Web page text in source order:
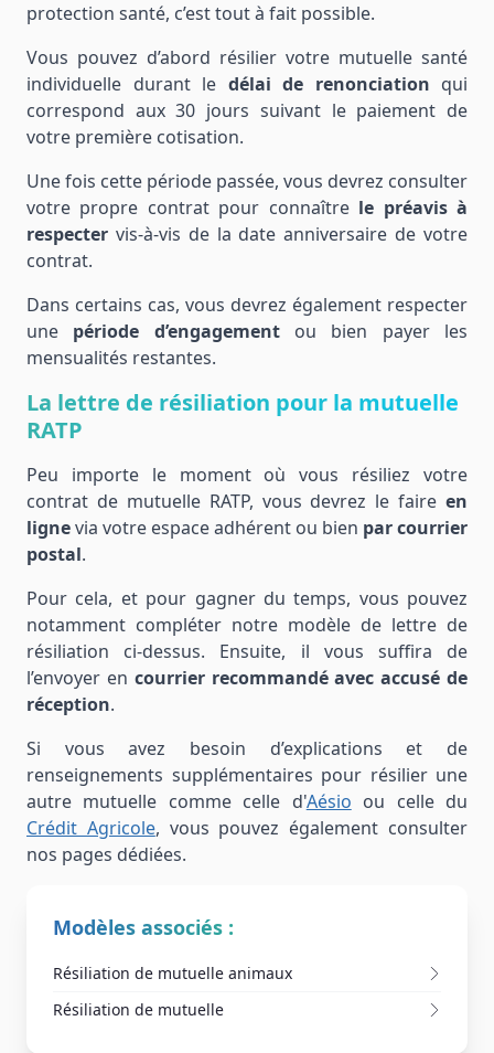
protection santé, c’est tout à fait possible.
Vous pouvez d’abord résilier votre mutuelle santé
individuelle durant le délai de renonciation qui
correspond aux 30 jours suivant le paiement de
votre première cotisation.
Une fois cette période passée, vous devrez consulter
votre propre contrat pour connaître le préavis à
respecter vis-à-vis de la date anniversaire de votre
contrat.
Dans certains cas, vous devrez également respecter
une période d’engagementou bien payer les
mensualités restantes.
La lettre de résiliation pour la mutuelle
RATP
Peu importe le moment où vous résiliez votre
contrat de mutuelle RATP, vous devrez le faire en
lignevia votre espace adhérent ou bien par courrier
postal.
Pour cela, et pour gagner du temps, vous pouvez
notamment compléter notre modèle de lettre de
résiliation ci-dessus. Ensuite, il vous suffira de
l’envoyer en courrier recommandé avec accusé de
réception.
Si vous avez besoin d’explications et de
renseignements supplémentaires pour résilier une
autre mutuelle comme celle d'Aésio ou celle du
Crédit Agricole, vous pouvez également consulter
nos pages dédiées.
Modèles associés :
Résiliation de mutuelle animaux
Résiliation de mutuelle